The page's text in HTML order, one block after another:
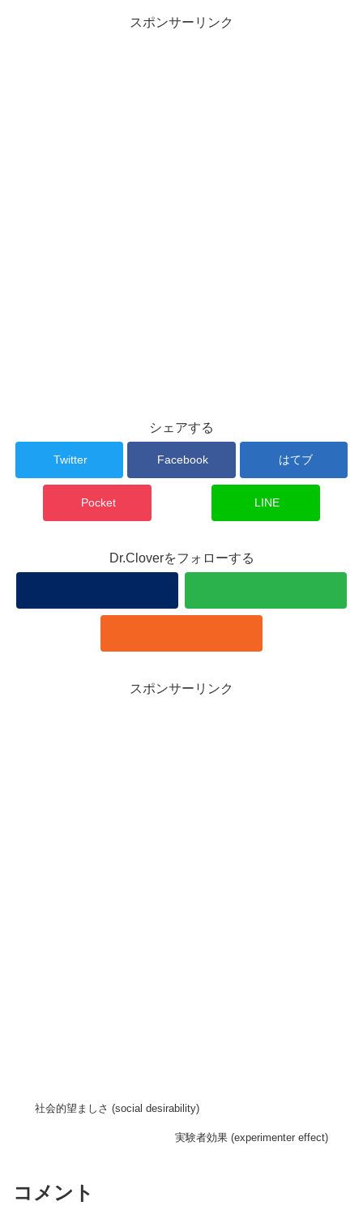
スポンサーリンク
シェアする
Twitter Facebook はてブ
Pocket LINE
Dr.Cloverをフォローする
スポンサーリンク
社会的望ましさ (social desirability)
実験者効果 (experimenter effect)
コメント